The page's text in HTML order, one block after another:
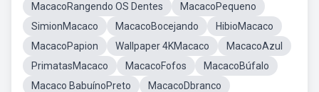
MacacoRangendo OS Dentes
MacacoPequeno
SimionMacaco
MacacoBocejando
HibioMacaco
MacacoPapion
Wallpaper 4KMacaco
MacacoAzul
PrimatasMacaco
MacacoFofos
MacacoBúfalo
Macaco BabuínoPreto
MacacoDbranco